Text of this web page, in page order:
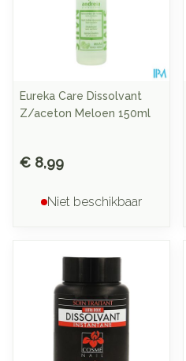
Eureka Care Dissolvant
Z/aceton Meloen 150ml
€ 8,99
Niet beschikbaar